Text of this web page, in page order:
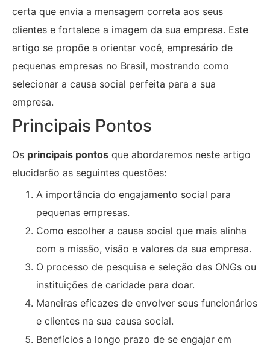
certa que envia a mensagem correta aos seus
clientes e fortalece a imagem da sua empresa. Este
artigo se propõe a orientar você, empresário de
pequenas empresas no Brasil, mostrando como
selecionar a causa social perfeita para a sua
empresa.
Principais Pontos
Os principais pontos que abordaremos neste artigo
elucidarão as seguintes questões:
A importância do engajamento social para
pequenas empresas.
Como escolher a causa social que mais alinha
com a missão, visão e valores da sua empresa.
O processo de pesquisa e seleção das ONGs ou
instituições de caridade para doar.
Maneiras eficazes de envolver seus funcionários
e clientes na sua causa social.
Benefícios a longo prazo de se engajar em